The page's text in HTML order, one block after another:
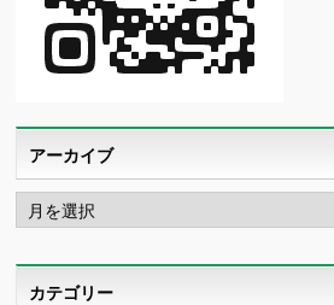
アーカイブ
ア
ー
カ
カテゴリー